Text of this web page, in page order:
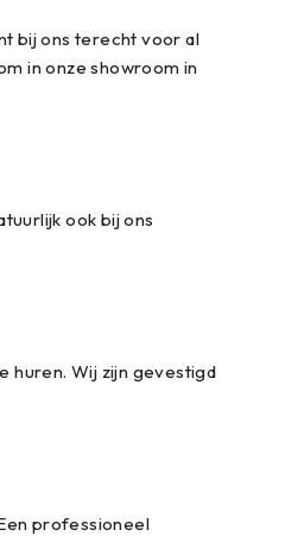
bij ons terecht voor al
in onze showroom in
ook bij ons
huren. Wij zijn gevestigd
professioneel